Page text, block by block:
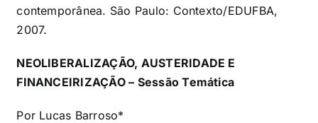
contemporânea. São Paulo: Contexto/EDUFBA,
2007.
NEOLIBERALIZAÇÃO, AUSTERIDADE E
FINANCEIRIZAÇÃO – Sessão Temática
Por Lucas Barroso*